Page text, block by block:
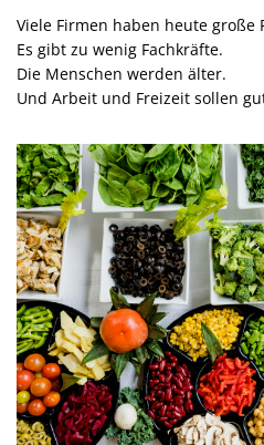
Viele Firmen haben heute große
Es gibt zu wenig Fachkräfte.
Die Menschen werden älter.
Und Arbeit und Freizeit sollen